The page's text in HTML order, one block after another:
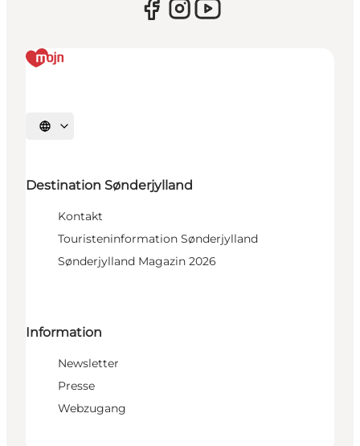
Sprache auswählen
Destination Sønderjylland
Kontakt
Touristeninformation Sønderjylland
Sønderjylland Magazin 2026
Information
Newsletter
Presse
Webzugang